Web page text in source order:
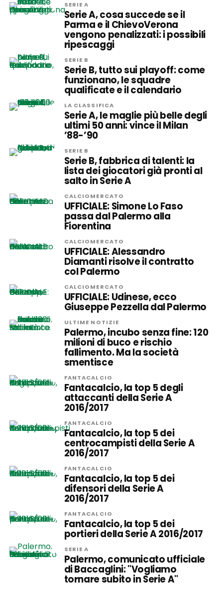
SERIE A
Serie A, cosa succede se il
Parma e il ChievoVerona
vengono penalizzati: i possibili
ripescaggi
SERIE B
Serie B, tutto sui playoff: come
funzionano, le squadre
qualificate e il calendario
LA CLASSIFICA
Serie A, le maglie più belle degli
ultimi 50 anni: vince il Milan
’88-’90
SERIE B
Serie B, fabbrica di talenti: la
lista dei giocatori già pronti al
salto in Serie A
CALCIOMERCATO
UFFICIALE: Simone Lo Faso
passa dal Palermo alla
Fiorentina
CALCIOMERCATO
UFFICIALE: Alessandro
Diamanti risolve il contratto
col Palermo
CALCIOMERCATO
UFFICIALE: Udinese, ecco
Giuseppe Pezzella dal Palermo
ULTIME NOTIZIE
Palermo, incubo senza fine: 120
milioni di buco e rischio
fallimento. Ma la società
smentisce
FANTACALCIO
Fantacalcio, la top 5 degli
attaccanti della Serie A
2016/2017
FANTACALCIO
Fantacalcio, la top 5 dei
centrocampisti della Serie A
2016/2017
FANTACALCIO
Fantacalcio, la top 5 dei
difensori della Serie A
2016/2017
FANTACALCIO
Fantacalcio, la top 5 dei
portieri della Serie A 2016/2017
SERIE A
Palermo, comunicato ufficiale
di Baccaglini: "Vogliamo
tornare subito in Serie A"